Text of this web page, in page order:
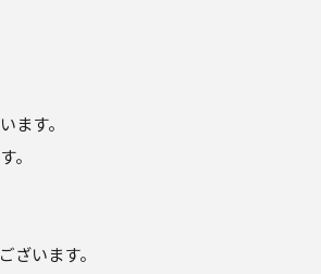
ます。
。
ざいます。